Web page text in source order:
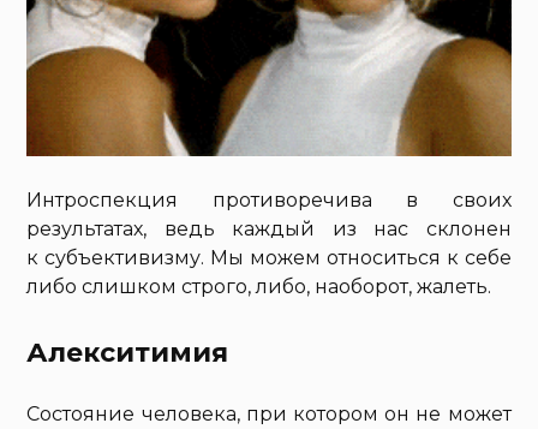
Интроспекция противоречива в своих
результатах, ведь каждый из нас склонен
к субъективизму. Мы можем относиться к себе
либо слишком строго, либо, наоборот, жалеть.
Алекситимия
Состояние человека, при котором он не может